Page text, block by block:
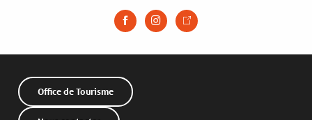
Office de Tourisme